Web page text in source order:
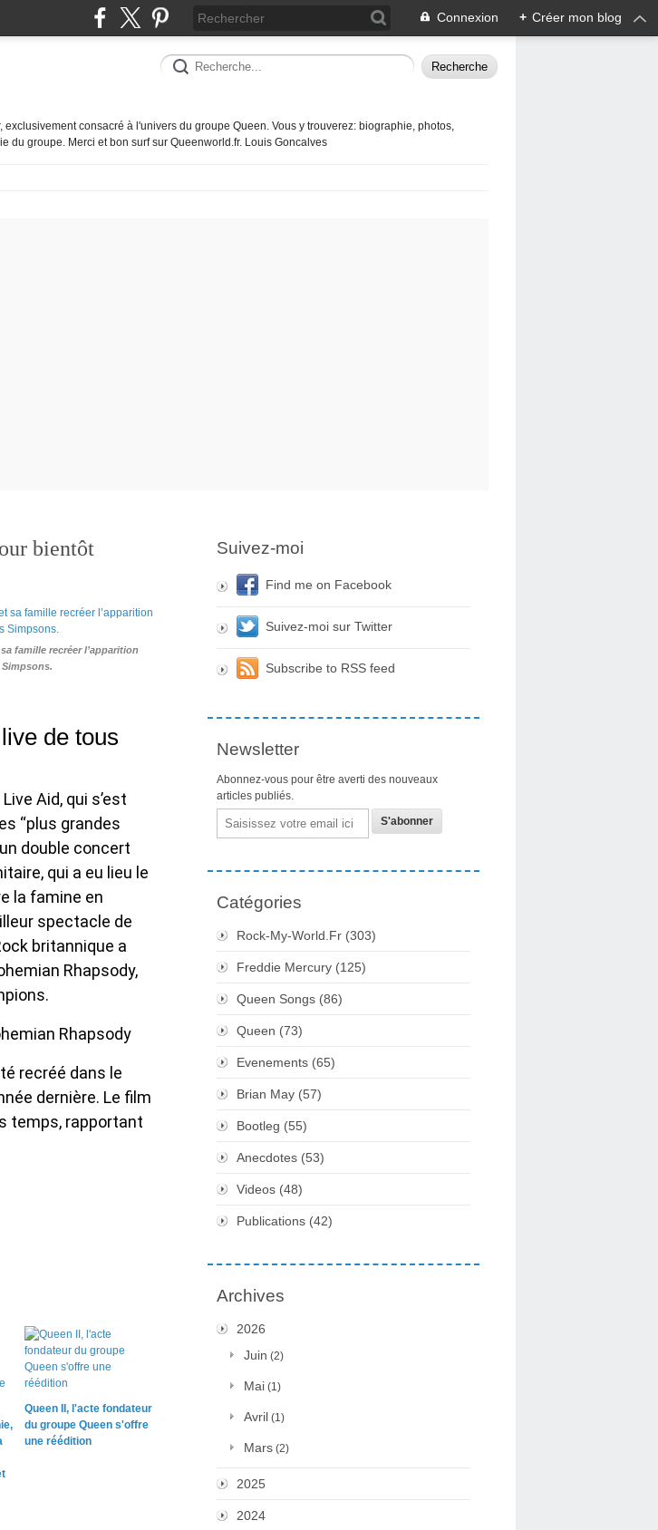
Connexion + Créer mon blog
consacré à l'univers du groupe Queen. Vous y trouverez: biographie, photos,
du groupe. Merci et bon surf sur Queenworld.fr. Louis Goncalves
bientôt
famille recréer l’apparition
de tous
Aid, qui s’est
“plus grandes
double concert
qui a eu lieu le
la famine en
spectacle de
britannique a
Rhapsody,
Rhapsody
recréé dans le
dernière. Le film
temps, rapportant
Queen II, l'acte fondateur
du groupe Queen s'offre
une réédition
Suivez-moi
Find me on Facebook
Suivez-moi sur Twitter
Subscribe to RSS feed
Newsletter
Abonnez-vous pour être averti des nouveaux
articles publiés.
Email
Catégories
Rock-My-World.fr (303)
Freddie Mercury (125)
Queen Songs (86)
Queen (73)
Evenements (65)
Brian May (57)
Bootleg (55)
Anecdotes (53)
Videos (48)
Publications (42)
Archives
2026
Juin (2)
Mai (1)
Avril (1)
Mars (2)
2025
2024